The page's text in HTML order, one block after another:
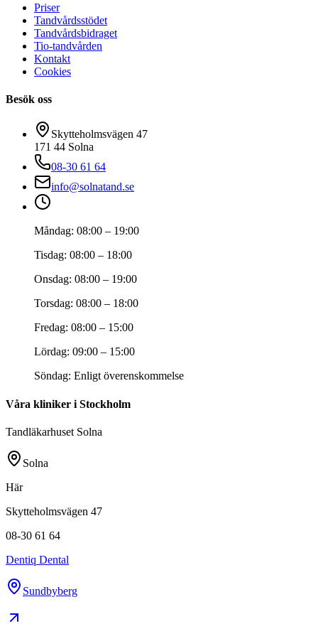
Priser
Tandvårdsstödet
Tandvårdsbidraget
Tio-tandvården
Kontakt
Cookies
Besök oss
Skytteholmsvägen 47
171 44 Solna
08-30 61 64
info@solnatand.se
Måndag: 08:00 – 19:00
Tisdag: 08:00 – 18:00
Onsdag: 08:00 – 19:00
Torsdag: 08:00 – 18:00
Fredag: 08:00 – 15:00
Lördag: 09:00 – 15:00
Söndag: Enligt överenskommelse
Våra kliniker i Stockholm
Tandläkarhuset Solna
Solna
Här
Skytteholmsvägen 47
08-30 61 64
Dentiq Dental
Sundbyberg